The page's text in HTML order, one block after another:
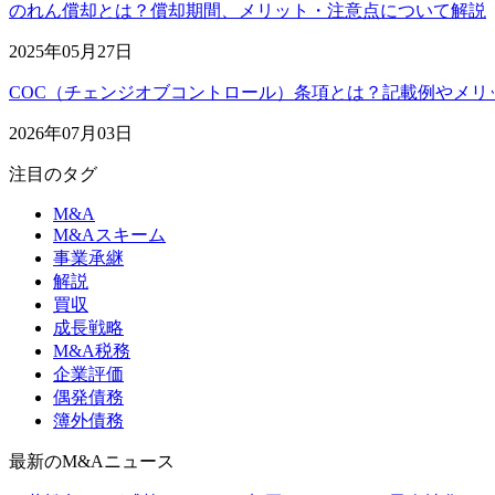
のれん償却とは？償却期間、メリット・注意点について解説
2025年05月27日
COC（チェンジオブコントロール）条項とは？記載例やメ
2026年07月03日
注目のタグ
M&A
M&Aスキーム
事業承継
解説
買収
成長戦略
M&A税務
企業評価
偶発債務
簿外債務
最新のM&Aニュース